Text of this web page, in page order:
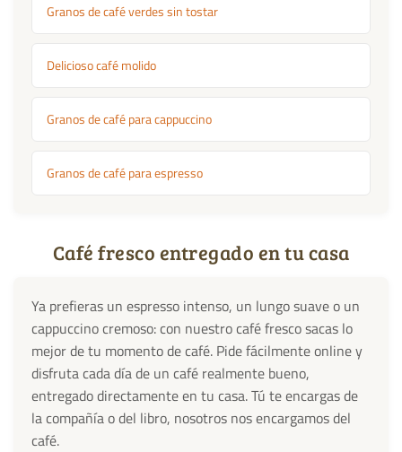
Granos de café verdes sin tostar
Delicioso café molido
Granos de café para cappuccino
Granos de café para espresso
Café fresco entregado en tu casa
Ya prefieras un espresso intenso, un lungo suave o un
cappuccino cremoso: con nuestro café fresco sacas lo
mejor de tu momento de café. Pide fácilmente online y
disfruta cada día de un café realmente bueno,
entregado directamente en tu casa. Tú te encargas de
la compañía o del libro, nosotros nos encargamos del
café.